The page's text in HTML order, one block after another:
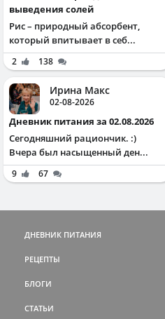
выведения солей
Рис – природный абсорбент,
который впитывает в себ...
2 138
Ирина Макс
02-08-2026
Дневник питания за 02.08.2026
Сегодняшний рациончик. :)
Вчера был насыщенный ден...
9 67
ДНЕВНИК ПИТАНИЯ
РЕЦЕПТЫ
БЛОГИ
СТАТЬИ